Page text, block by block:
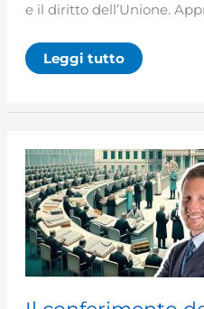
e il diritto dell’Unione.
La
monetizzazione
non
dirigente
medico
Leggi tutto